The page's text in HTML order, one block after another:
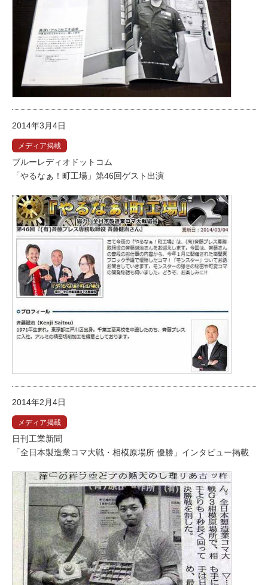
2014年3月4日
メディア掲載
ブルーレディオドットコム
「やるなぁ！町工場」第46回ゲスト出演
2014年2月4日
メディア掲載
日刊工業新聞
「全日本製造業コマ大戦・相模原場所 優勝」インタビュー掲載